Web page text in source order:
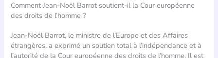
Comment Jean-Noël Barrot soutient-il la Cour européenne
des droits de l’homme ?
Jean-Noël Barrot, le ministre de l’Europe et des Affaires
étrangères, a exprimé un soutien total à l’indépendance et à
l’autorité de la Cour européenne des droits de l’homme. Il est